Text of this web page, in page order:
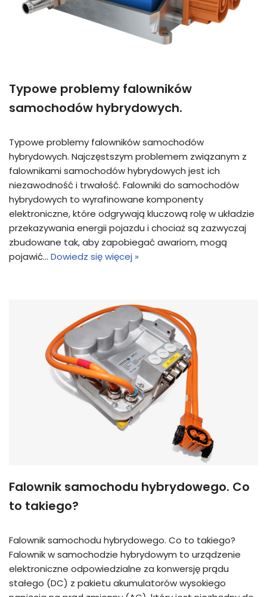
Typowe problemy falowników
samochodów hybrydowych.
Typowe problemy falowników samochodów
hybrydowych. Najczęstszym problemem związanym z
falownikami samochodów hybrydowych jest ich
niezawodność i trwałość. Falowniki do samochodów
hybrydowych to wyrafinowane komponenty
elektroniczne, które odgrywają kluczową rolę w układzie
przekazywania energii pojazdu i chociaż są zazwyczaj
zbudowane tak, aby zapobiegać awariom, mogą
pojawić… Dowiedz się więcej »
Falownik samochodu hybrydowego. Co
to takiego?
Falownik samochodu hybrydowego. Co to takiego?
Falownik w samochodzie hybrydowym to urządzenie
elektroniczne odpowiedzialne za konwersję prądu
stałego (DC) z pakietu akumulatorów wysokiego